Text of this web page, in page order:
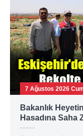
7 Ağustos 2026
Bakanlık
Hasadına Saha